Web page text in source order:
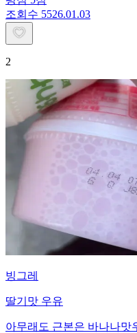
조회수 5526.01.03
2
빙그레
딸기맛 우유
아무래도 근본은 바나나맛